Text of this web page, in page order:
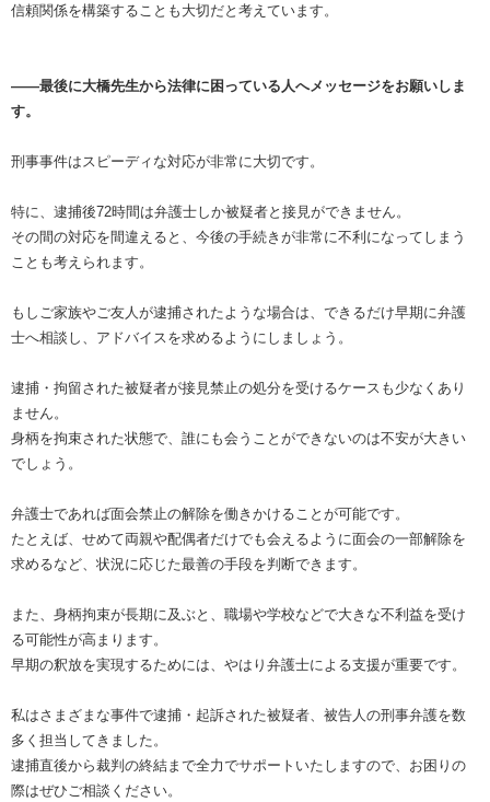
信頼関係を構築することも大切だと考えています。
――最後に大橋先生から法律に困っている人へメッセージをお願いしま
す。
刑事事件はスピーディな対応が非常に大切です。
特に、逮捕後72時間は弁護士しか被疑者と接見ができません。
その間の対応を間違えると、今後の手続きが非常に不利になってしまう
ことも考えられます。
もしご家族やご友人が逮捕されたような場合は、できるだけ早期に弁護
士へ相談し、アドバイスを求めるようにしましょう。
逮捕・拘留された被疑者が接見禁止の処分を受けるケースも少なくあり
ません。
身柄を拘束された状態で、誰にも会うことができないのは不安が大きい
でしょう。
弁護士であれば面会禁止の解除を働きかけることが可能です。
たとえば、せめて両親や配偶者だけでも会えるように面会の一部解除を
求めるなど、状況に応じた最善の手段を判断できます。
また、身柄拘束が長期に及ぶと、職場や学校などで大きな不利益を受け
る可能性が高まります。
早期の釈放を実現するためには、やはり弁護士による支援が重要です。
私はさまざまな事件で逮捕・起訴された被疑者、被告人の刑事弁護を数
多く担当してきました。
逮捕直後から裁判の終結まで全力でサポートいたしますので、お困りの
際はぜひご相談ください。